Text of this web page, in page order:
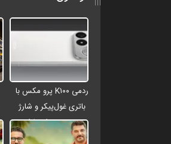
ردمی K۱۰۰ پرو مکس با
باتری غول‌پیکر و شارژ
بی‌سیم روانه بازار
می‌شود